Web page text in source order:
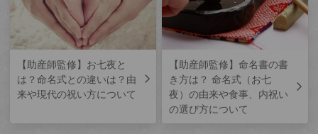
【助産師監修】お七夜と
は？命名式との違いは？由
来や現代の祝い方について
【助産師監修】命名書の書
き方は？ 命名式（お七
夜）の由来や食事、内祝い
の選び方について